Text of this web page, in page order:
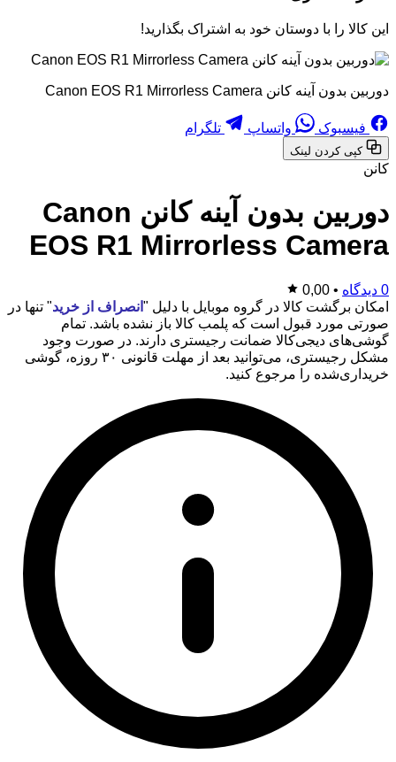
این کالا را با دوستان خود به اشتراک بگذارید!
دوربین بدون آینه کانن Canon EOS R1 Mirrorless Camera
فیسبوک واتساپ تلگرام
کپی کردن لینک
کانن
دوربین بدون آینه کانن Canon
EOS R1 Mirrorless Camera
0 دیدگاه •
0,00
امکان برگشت کالا در گروه موبایل با دلیل " انصراف از خرید" تنها در
صورتی مورد قبول است که پلمب کالا باز نشده باشد. تمام
گوشی‌های دیجی‌کالا ضمانت رجیستری دارند. در صورت وجود
مشکل رجیستری، می‌توانید بعد از مهلت قانونی ۳۰ روزه، گوشی
خریداری‌شده را مرجوع کنید.